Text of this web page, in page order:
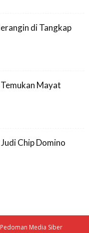
di Tangkap
Mayat
Chip Domino
Pedoman Media Siber